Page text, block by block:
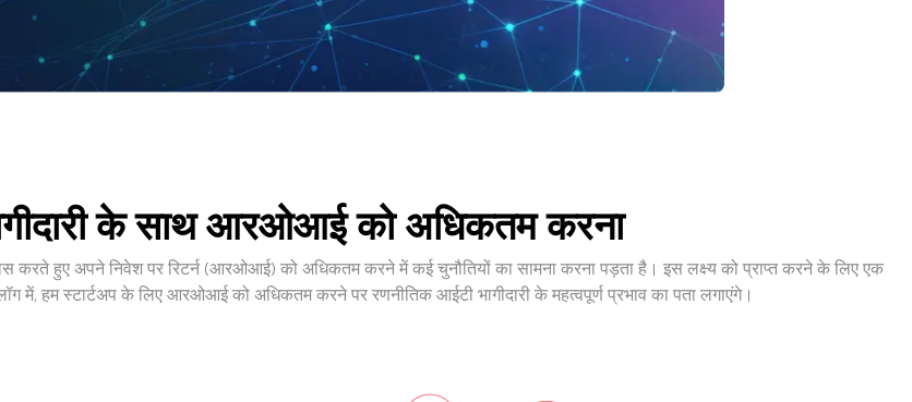
के साथ आरओआई को अधिकतम करना
करते हुए अपने निवेश पर रिटर्न (आरओआई) को अधिकतम करने में कई चुनौतियों का सामना करना पड़ता है। इस लक्ष्य को प्राप्त करने के लिए एक
में, हम स्टार्टअप के लिए आरओआई को अधिकतम करने पर रणनीतिक आईटी भागीदारी के महत्वपूर्ण प्रभाव का पता लगाएंगे।